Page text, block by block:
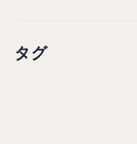
タグ